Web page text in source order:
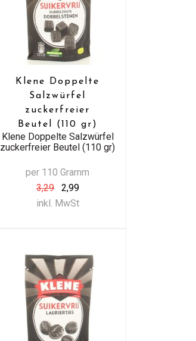
Klene Doppelte
Salzwürfel
zuckerfreier
Beutel (110 gr)
Klene Doppelte Salzwürfel
zuckerfreier Beutel (110 gr)
per 110 Gramm
3,29
2,99
inkl. MwSt